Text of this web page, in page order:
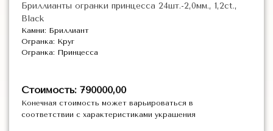
Бриллианты огранки принцесса 24шт.-2,0мм., 1,2ct.,
Black
Камни: Бриллиант
Огранка: Круг
Огранка: Принцесса
Стоимость: 790000,00
Конечная стоимость может варьироваться в
соответствии с характеристиками украшения